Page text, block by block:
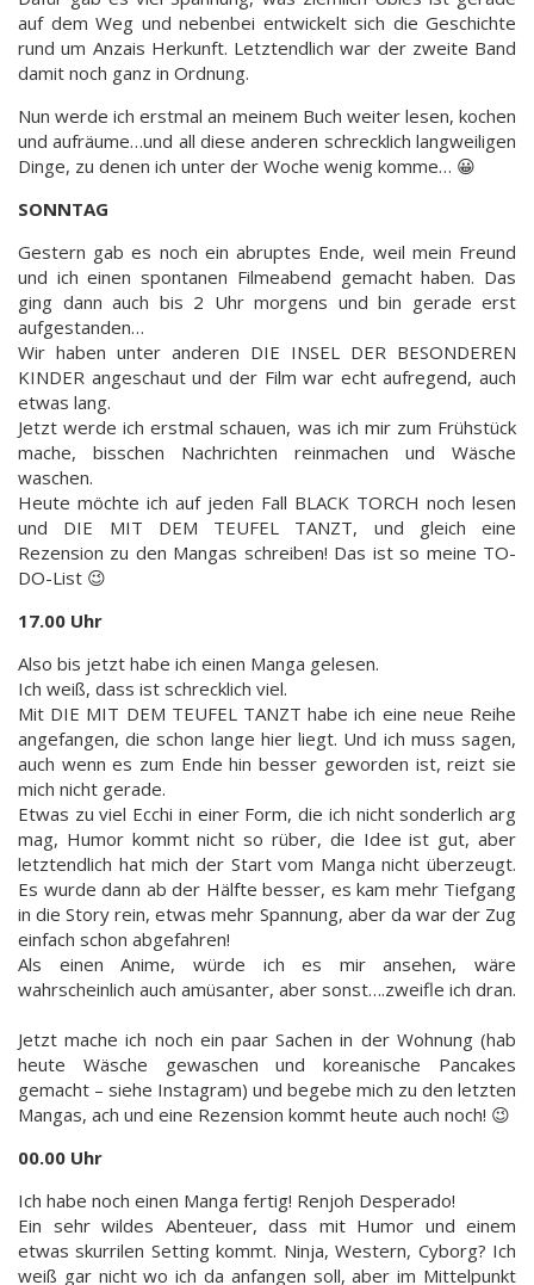
auf dem Weg und nebenbei entwickelt sich die Geschichte
rund um Anzais Herkunft. Letztendlich war der zweite Band
damit noch ganz in Ordnung.
Nun werde ich erstmal an meinem Buch weiter lesen, kochen
und aufräume…und all diese anderen schrecklich langweiligen
Dinge, zu denen ich unter der Woche wenig komme… 😀
SONNTAG
Gestern gab es noch ein abruptes Ende, weil mein Freund
und ich einen spontanen Filmeabend gemacht haben. Das
ging dann auch bis 2 Uhr morgens und bin gerade erst
aufgestanden…
Wir haben unter anderen DIE INSEL DER BESONDEREN
KINDER angeschaut und der Film war echt aufregend, auch
etwas lang.
Jetzt werde ich erstmal schauen, was ich mir zum Frühstück
mache, bisschen Nachrichten reinmachen und Wäsche
waschen.
Heute möchte ich auf jeden Fall BLACK TORCH noch lesen
und DIE MIT DEM TEUFEL TANZT, und gleich eine
Rezension zu den Mangas schreiben! Das ist so meine TO-
DO-List 😉
17.00 Uhr
Also bis jetzt habe ich einen Manga gelesen.
Ich weiß, dass ist schrecklich viel.
Mit DIE MIT DEM TEUFEL TANZT habe ich eine neue Reihe
angefangen, die schon lange hier liegt. Und ich muss sagen,
auch wenn es zum Ende hin besser geworden ist, reizt sie
mich nicht gerade.
Etwas zu viel Ecchi in einer Form, die ich nicht sonderlich arg
mag, Humor kommt nicht so rüber, die Idee ist gut, aber
letztendlich hat mich der Start vom Manga nicht überzeugt.
Es wurde dann ab der Hälfte besser, es kam mehr Tiefgang
in die Story rein, etwas mehr Spannung, aber da war der Zug
einfach schon abgefahren!
Als einen Anime, würde ich es mir ansehen, wäre
wahrscheinlich auch amüsanter, aber sonst….zweifle ich dran.
Jetzt mache ich noch ein paar Sachen in der Wohnung (hab
heute Wäsche gewaschen und koreanische Pancakes
gemacht – siehe Instagram) und begebe mich zu den letzten
Mangas, ach und eine Rezension kommt heute auch noch! 😉
00.00 Uhr
Ich habe noch einen Manga fertig! Renjoh Desperado!
Ein sehr wildes Abenteuer, dass mit Humor und einem
etwas skurrilen Setting kommt. Ninja, Western, Cyborg? Ich
weiß gar nicht wo ich da anfangen soll, aber im Mittelpunkt